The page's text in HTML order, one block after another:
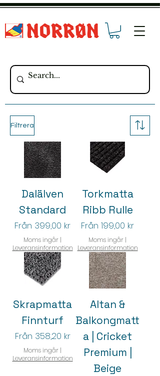
Filtrera
Dalälven
Standard
Från 399,00 kr
Reapris
Moms ingår |
Leveransinformation
Torkmatta
Ribb Rulle
Från 199,00 kr
Reapris
Moms ingår |
Leveransinformation
Skrapmatta
Finnturf
Från 358,20 kr
Reapris
Moms ingår |
Leveransinformation
Altan &
Balkongmatt
a | Cricket
Premium |
Beige